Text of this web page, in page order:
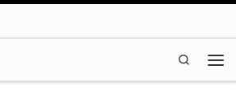
Search